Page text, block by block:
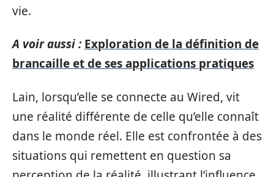
vie.
A voir aussi : Exploration de la définition de
brancaille et de ses applications pratiques
Lain, lorsqu’elle se connecte au Wired, vit
une réalité différente de celle qu’elle connaît
dans le monde réel. Elle est confrontée à des
situations qui remettent en question sa